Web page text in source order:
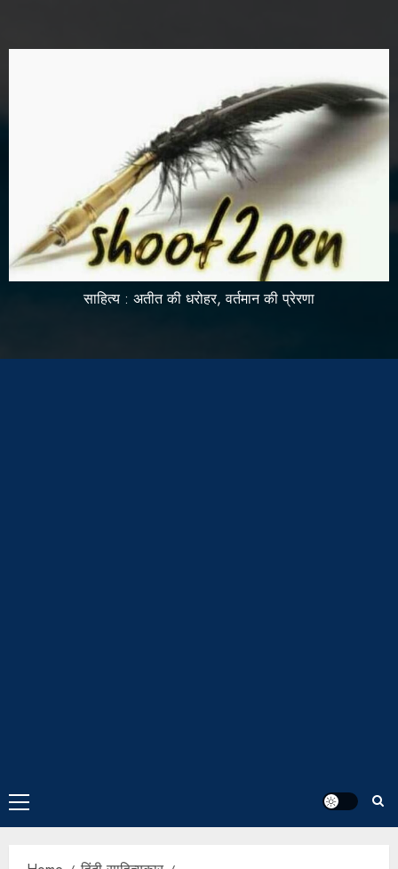
साहित्य : अतीत की धरोहर, वर्तमान की प्रेरणा